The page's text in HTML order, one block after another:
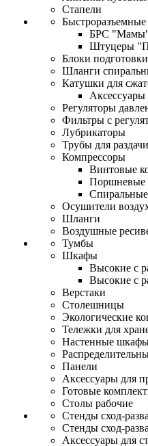
Стапели
БРС "Мамы"
Штуцеры
Блоки
Шланги
Катушки для
Аксессуары
Регуляторы
Фильтры с
Лубрикаторы
Трубы для
Компрессоры
Винтовые
Поршневые
Осушители
Шланги
Воздушные
Тумбы
Шкафы
Высокие с
Высокие с
Верстаки
Столешницы
Экологические
Тележки для
Настенные
Панели
Аксессуары для
Готовые
Столы рабочие
Стенды сход-
Стенды сход-
Аксессуары для